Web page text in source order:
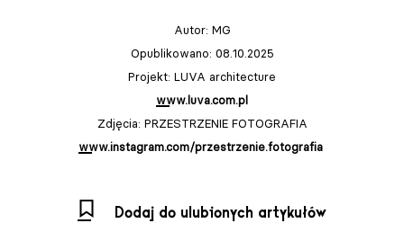
Autor: MG
Opublikowano: 08.10.2025
Projekt: LUVA architecture
www.luva.com.pl
Zdjęcia: PRZESTRZENIE FOTOGRAFIA
www.instagram.com/przestrzenie.fotografia
Dodaj do ulubionych artykułów